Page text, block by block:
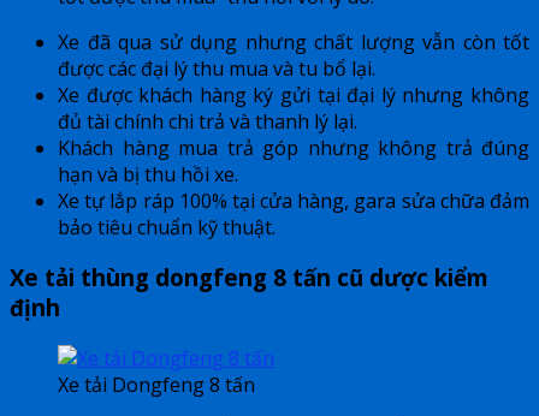
Xe đã qua sử dụng nhưng chất lượng vẫn còn tốt
được các đại lý thu mua và tu bổ lại.
Xe được khách hàng ký gửi tại đại lý nhưng không
đủ tài chính chi trả và thanh lý lại.
Khách hàng mua trả góp nhưng không trả đúng
hạn và bị thu hồi xe.
Xe tự lắp ráp 100% tại cửa hàng, gara sửa chữa đảm
bảo tiêu chuẩn kỹ thuật.
Xe tải thùng dongfeng 8 tấn cũ dược kiểm
định
Xe tải Dongfeng 8 tấn